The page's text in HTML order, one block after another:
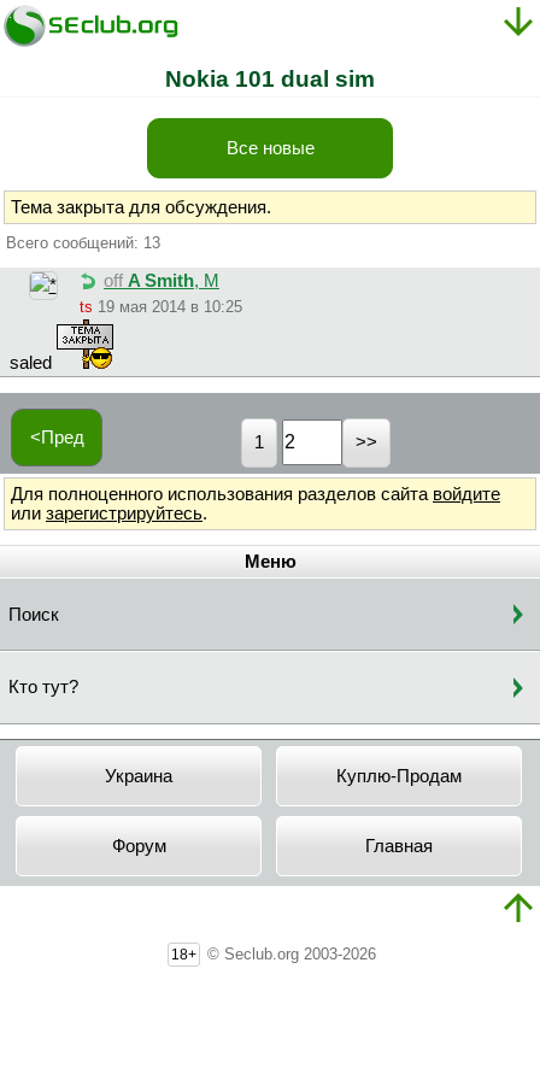
Nokia 101 dual sim
Все новые
Тема закрыта для обсуждения.
Всего сообщений: 13
off A Smith, М
ts 19 мая 2014 в 10:25
saled
<Пред 1
Для полноценного использования разделов сайта войдите
или зарегистрируйтесь.
Меню
Поиск
Кто тут?
Украина Куплю-Продам
Форум Главная
18+ © Seclub.org 2003-2026